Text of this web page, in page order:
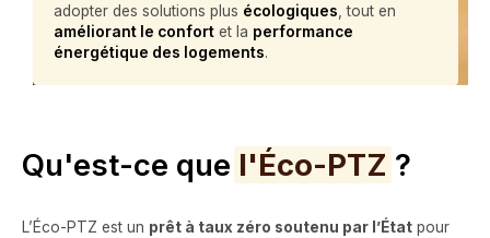
adopter des solutions plus écologiques , tout en
améliorant le confort et la performance
énergétique des logements.
Qu'est-ce que l'Éco-PTZ ?
L’Éco-PTZ est un prêt à taux zéro soutenu par l’Étatpour